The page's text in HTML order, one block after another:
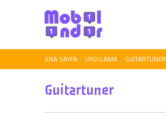
ANA SAYFA UYGULAMA GUITARTUNER
Guitartuner